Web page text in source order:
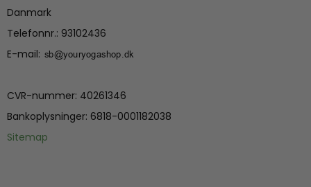
Danmark
Telefonnr.: 93102436
E-mail:
CVR-nummer: 40261346
Bankoplysninger: 6818-0001182038
Sitemap